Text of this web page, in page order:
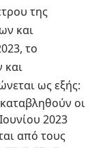
της
και
το
ως εξής:
οι
2023
από τους